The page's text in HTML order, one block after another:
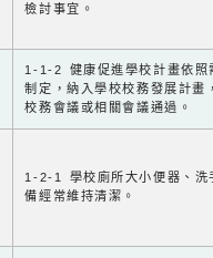
檢討事宜。
1-1-2 健康促進學校計畫依照
制定，納入學校校務發展計畫
校務會議或相關會議通過。
1-2-1 學校廁所大小便器、洗
備經常維持清潔。